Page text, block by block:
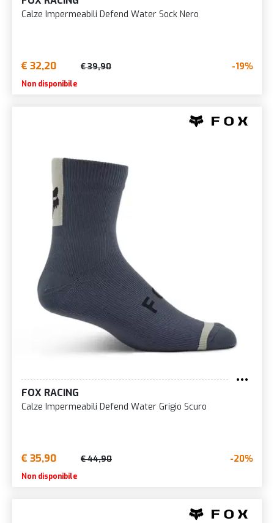
Calze Impermeabili Defend Water Sock Nero
€ 32,20 € 39,90 -19%
Non disponibile
FOX RACING
Calze Impermeabili Defend Water Grigio Scuro
€ 35,90 € 44,90 -20%
Non disponibile